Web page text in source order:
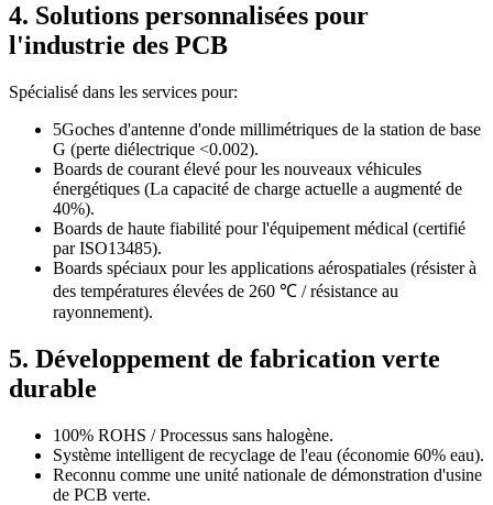
4. Solutions personnalisées pour
l'industrie des PCB
Spécialisé dans les services pour:
5Goches d'antenne d'onde millimétriques de la station de base
G (perte diélectrique <0.002).
Boards de courant élevé pour les nouveaux véhicules
énergétiques (La capacité de charge actuelle a augmenté de
40%).
Boards de haute fiabilité pour l'équipement médical (certifié
par ISO13485).
Boards spéciaux pour les applications aérospatiales (résister à
des températures élevées de 260 ℃ / résistance au
rayonnement).
5. Développement de fabrication verte
durable
100% ROHS / Processus sans halogène.
Système intelligent de recyclage de l'eau (économie 60% eau).
Reconnu comme une unité nationale de démonstration d'usine
de PCB verte.